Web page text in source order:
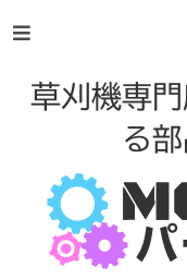
草刈機専
る